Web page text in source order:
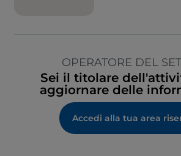
OPERATORE DEL
Sei il titolare
aggiornare delle
Accedi alla tua area